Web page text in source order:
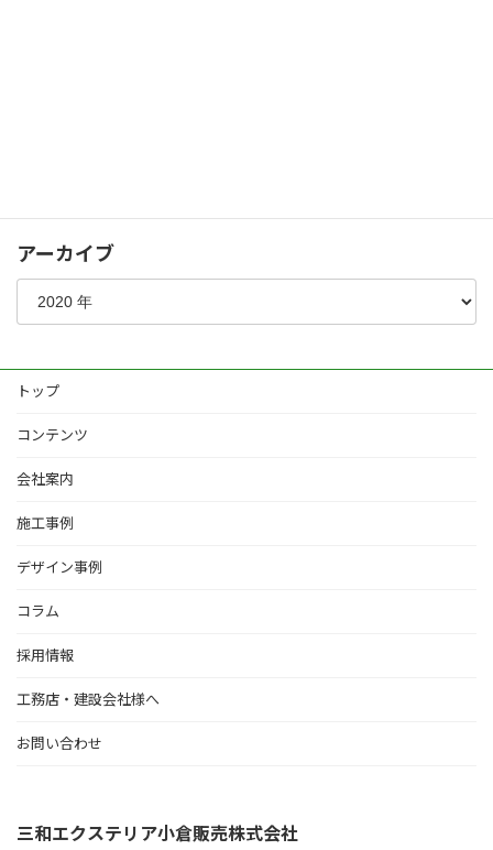
アーカイブ
トップ
コンテンツ
会社案内
施工事例
デザイン事例
コラム
採用情報
工務店・建設会社様へ
お問い合わせ
三和エクステリア小倉販売株式会社